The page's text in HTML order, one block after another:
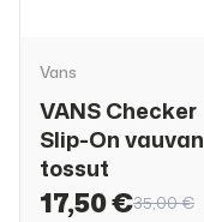
Vans
VANS Checker
Slip-On vauvan
tossut
17,50 €35,00 €